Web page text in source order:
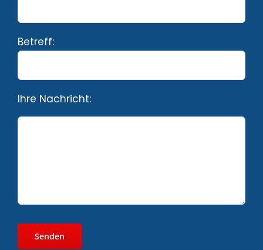
Betreff:
Ihre Nachricht: